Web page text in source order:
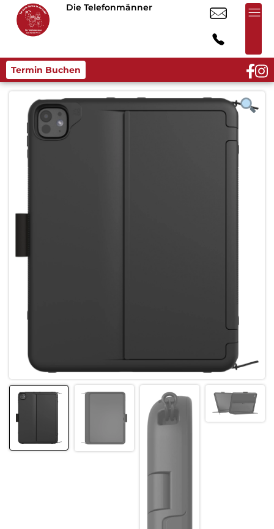
Die Telefonmänner
Termin Buchen